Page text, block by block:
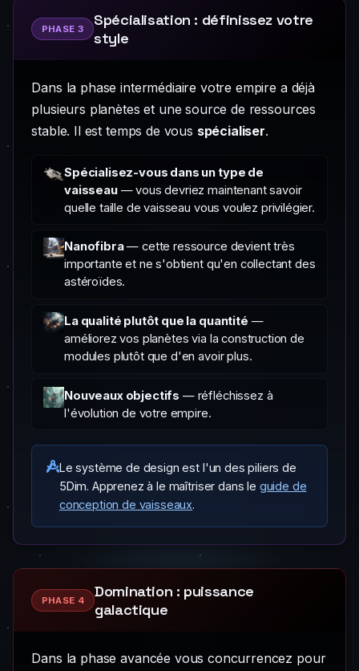
PHASE 3
Spécialisation : définissez votre
style
Dans la phase intermédiaire votre empire a déjà
plusieurs planètes et une source de ressources
stable. Il est temps de vous spécialiser.
Spécialisez-vous dans un type de
vaisseau— vous devriez maintenant savoir
quelle taille de vaisseau vous voulez privilégier.
Nanofibra— cette ressource devient très
importante et ne s'obtient qu'en collectant des
astéroïdes.
La qualité plutôt que la quantité —
améliorez vos planètes via la construction de
modules plutôt que d'en avoir plus.
Nouveaux objectifs — réfléchissez à
l'évolution de votre empire.
Le système de design est l'un des piliers de
5Dim. Apprenez à le maîtriser dans le guide de
conception de vaisseaux.
PHASE 4
Domination : puissance
galactique
Dans la phase avancée vous concurrencez pour